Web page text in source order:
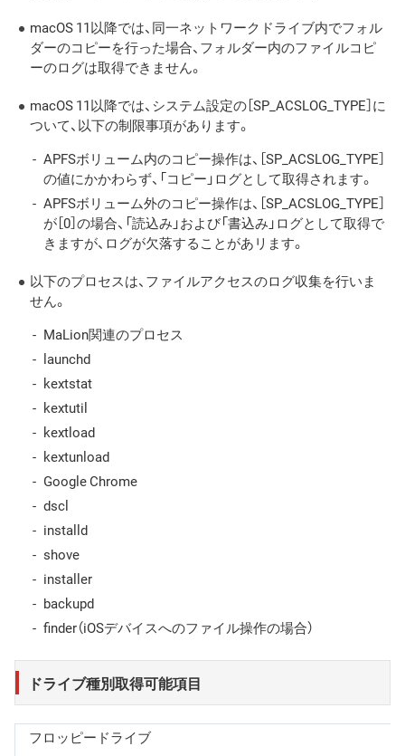
macOS 11以降では、同一ネットワークドライブ内でフォル
ダーのコピーを行った場合、フォルダー内のファイルコピ
ーのログは取得できません。
macOS 11以降では、システム設定の［SP_ACSLOG_TYPE］に
ついて、以下の制限事項があります。
APFSボリューム内のコピー操作は、［SP_ACSLOG_TYPE］
の値にかかわらず、「コピー」ログとして取得されます。
APFSボリューム外のコピー操作は、［SP_ACSLOG_TYPE］
が［0］の場合、「読込み」および「書込み」ログとして取得で
きますが、ログが欠落することがあリます。
以下のプロセスは、ファイルアクセスのログ収集を行いま
せん。
MaLion関連のプロセス
launchd
kextstat
kextutil
kextload
kextunload
Google Chrome
dscl
installd
shove
installer
backupd
finder（iOSデバイスへのファイル操作の場合）
ドライブ種別取得可能項目
フロッピードライブ